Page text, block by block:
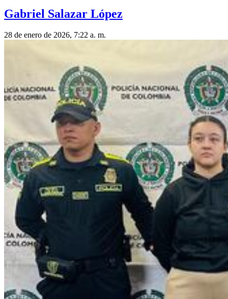
Gabriel Salazar López
28 de enero de 2026, 7:22 a. m.